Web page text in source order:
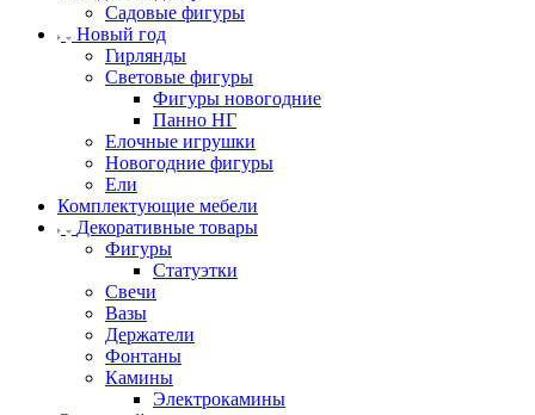
Садовые фигуры
Новый год
Гирлянды
Световые фигуры
Фигуры новогодние
Панно НГ
Елочные игрушки
Новогодние фигуры
Ели
Комплектующие мебели
Декоративные товары
Фигуры
Статуэтки
Свечи
Вазы
Держатели
Фонтаны
Камины
Электрокамины